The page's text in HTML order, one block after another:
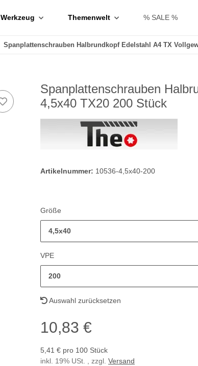
Werkzeug Themenwelt % SALE %
Spanplattenschrauben Halbrundkopf Edelstahl A4 TX
Spanplattenschrauben
4,5x40 TX20 200 Stück
Artikelnummer: 10536-4,5x40-200
Größe
4,5x40
VPE
200
Auswahl zurücksetzen
10,83 €
5,41 € pro 100 Stück
inkl. 19% USt. , zzgl. Versand